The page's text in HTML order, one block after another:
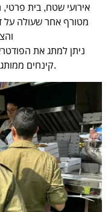
מטורף אחר שעולה על
ניתן למתג את
קינחים ממותגים וריהוט להשלמת האווירה.